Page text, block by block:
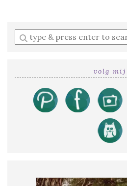
Enter
a
volg mij